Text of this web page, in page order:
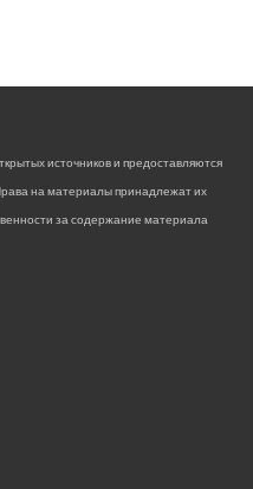
источников и предоставляются
на материалы принадлежат их
за содержание материала